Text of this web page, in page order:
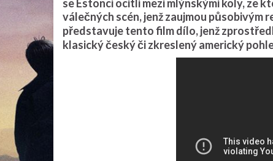
se Estonci ocitli mezi mlýnskými koly, ze
válečných scén, jenž zaujmou působivým
představuje tento film dílo, jenž
klasický český či zkreslený americký